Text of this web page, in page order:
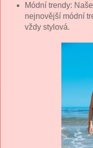
Módní trendy:
nejnovější módní
vždy stylová.